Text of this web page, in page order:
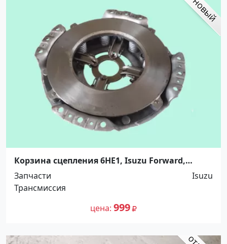
Корзина сцепления 6HE1, Isuzu Forward,
325х210х368 CS, Valeo. Распродажа! До -100%!
Краснодар
Запчасти
Isuzu
Трансмиссия
цена 999